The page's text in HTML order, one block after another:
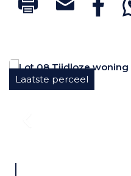
Laatste perceel